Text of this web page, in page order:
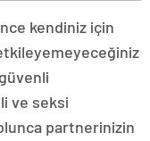
kendiniz için
ve seksi
partnerinizin